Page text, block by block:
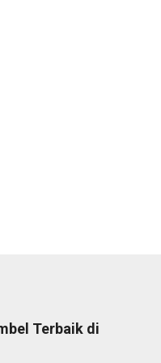
Terbaik di